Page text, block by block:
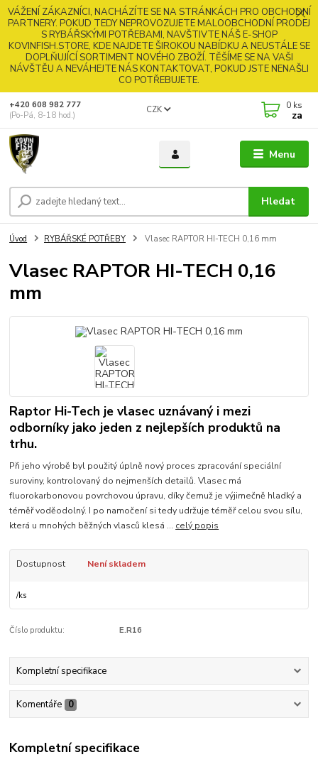
VÁŽENÍ ZÁKAZNÍCI, NACHÁZÍTE SE NA STRÁNKÁCH PRO OBCHODNÍ
PARTNERY. POKUD TEDY NEPROVOZUJETE MALOOBCHODNÍ PRODEJ
S RYBÁŘSKÝMI POTŘEBAMI, NAVŠTIVTE NÁŠ E-SHOP
KOVINFISH.STORE, KDE NAJDETE ŠIROKOU NABÍDKU A NEUSTÁLE SE
DOPLŇUJÍCÍ SORTIMENT NOVÉHO ZBOŽÍ. TĚŠÍME SE NA VAŠI
NÁVŠTĚU A NEVÁHEJTE NÁS KONTAKTOVAT, POKUD JSTE NENAŠLI
CO POTŘEBUJETE.
Menu
CZK
Hledat
+420 608 982 777
(Po-Pá, 8-18 hod.)
0 ks
za
Úvod RYBÁŘSKÉ POTŘEBY Vlasec RAPTOR HI-TECH 0,16 mm
Vlasec RAPTOR HI-TECH 0,16
mm
Raptor Hi-Tech je vlasec uznávaný i mezi
odborníky jako jeden z nejlepších produktů na
trhu.
Při jeho výrobě byl použitý úplně nový proces zpracování speciální
suroviny, kontrolovaný do nejmenších detailů. Vlasec má
fluorokarbonovou povrchovou úpravu, díky čemuž je výjimečně hladký a
téměř voděodolný. I po namočení si tedy udržuje téměř celou svou sílu,
která u mnohých běžných vlasců klesá ... celý popis
Dostupnost Není skladem
/ks
Číslo produktu: E.R16
Kompletní specifikace
Komentáře 0
Kompletní specifikace